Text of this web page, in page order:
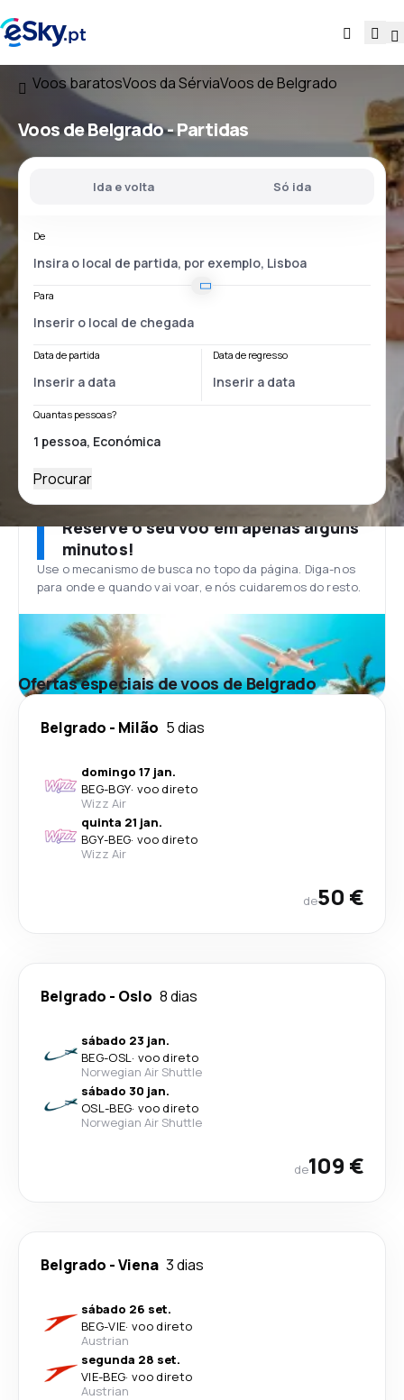
Voos baratosVoos da SérviaVoos de Belgrado
Voosde Belgrado- Partidas
Ida e volta Só ida
De
Para
Data de partida Data de regresso
Quantas pessoas?
Procurar
Reserve o seu voo em apenas alguns
minutos!
Use o mecanismo de busca no topo da página. Diga-nos
para onde e quando vai voar, e nós cuidaremos do resto.
Ofertas especiais de voos de Belgrado
Belgrado - Milão 5 dias
domingo 17 jan.
BEG-BGY· voo direto
Wizz Air
quinta 21 jan.
BGY-BEG· voo direto
Wizz Air
de50 €
Belgrado - Oslo 8 dias
sábado 23 jan.
BEG-OSL· voo direto
Norwegian Air Shuttle
sábado 30 jan.
OSL-BEG· voo direto
Norwegian Air Shuttle
de109 €
Belgrado -Viena 3 dias
sábado 26 set.
BEG-VIE· voo direto
Austrian
segunda 28 set.
VIE-BEG· voo direto
Austrian